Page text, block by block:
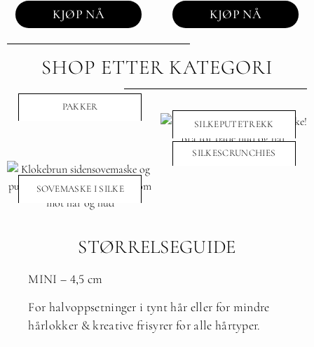
KJØP NÅ KJØP NÅ
SHOP ETTER KATEGORI
PAKKER
SILKEPUTETREKK
SOVEMASKE I SILKE
SILKESCRUNCHIES
STØRRELSEGUIDE
MINI – 4,5 cm
For halvoppsetninger i tynt hår eller for mindre
hårlokker & kreative frisyrer for alle hårtyper.